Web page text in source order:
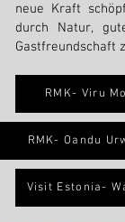
neue Kraft
durch Natur,
Gastfreundschaft
RMK- Viru
RMK- Oandu
Visit Estonia-